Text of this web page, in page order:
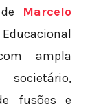
Marcelo
ampla
fusões e